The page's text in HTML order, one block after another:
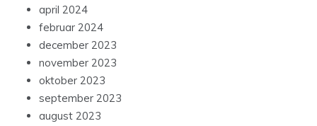
april 2024
februar 2024
december 2023
november 2023
oktober 2023
september 2023
august 2023